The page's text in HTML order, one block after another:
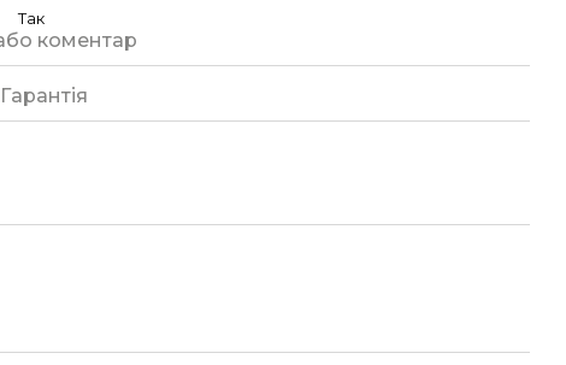
Так
коментар
Гарантія